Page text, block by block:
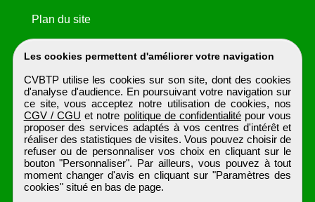
Les cookies permettent d'améliorer votre navigation
CVBTP utilise les cookies sur son site, dont des cookies
d'analyse d'audience. En poursuivant votre navigation sur
ce site, vous acceptez notre utilisation de cookies, nos
CGV / CGU et notre politique de confidentialité pour vous
proposer des services adaptés à vos centres d'intérêt et
réaliser des statistiques de visites. Vous pouvez choisir de
refuser ou de personnaliser vos choix en cliquant sur le
bouton "Personnaliser". Par ailleurs, vous pouvez à tout
moment changer d'avis en cliquant sur "Paramètres des
cookies" situé en bas de page.
Plan du site